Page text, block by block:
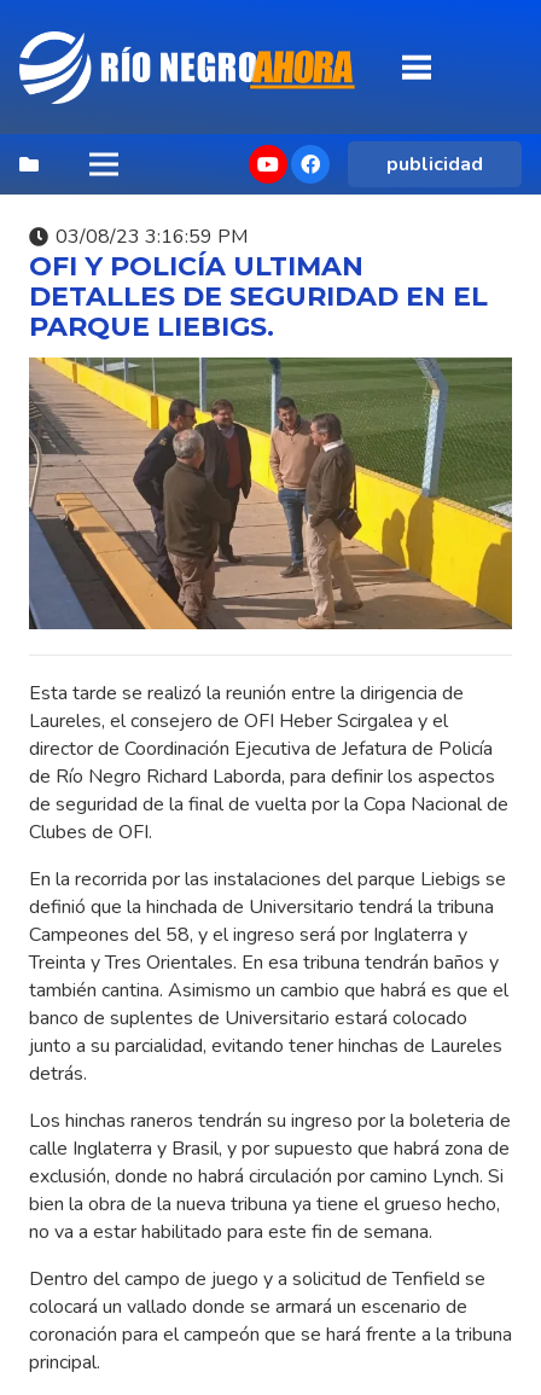
publicidad
03/08/23 3:16:59 PM
OFI Y POLICÍA ULTIMAN
DETALLES DE SEGURIDAD EN EL
PARQUE LIEBIGS.
Esta tarde se realizó la reunión entre la dirigencia de
Laureles, el consejero de OFI Heber Scirgalea y el
director de Coordinación Ejecutiva de Jefatura de Policía
de Río Negro Richard Laborda, para definir los aspectos
de seguridad de la final de vuelta por la Copa Nacional de
Clubes de OFI.
En la recorrida por las instalaciones del parque Liebigs se
definió que la hinchada de Universitario tendrá la tribuna
Campeones del 58, y el ingreso será por Inglaterra y
Treinta y Tres Orientales. En esa tribuna tendrán baños y
también cantina. Asimismo un cambio que habrá es que el
banco de suplentes de Universitario estará colocado
junto a su parcialidad, evitando tener hinchas de Laureles
detrás.
Los hinchas raneros tendrán su ingreso por la boleteria de
calle Inglaterra y Brasil, y por supuesto que habrá zona de
exclusión, donde no habrá circulación por camino Lynch. Si
bien la obra de la nueva tribuna ya tiene el grueso hecho,
no va a estar habilitado para este fin de semana.
Dentro del campo de juego y a solicitud de Tenfield se
colocará un vallado donde se armará un escenario de
coronación para el campeón que se hará frente a la tribuna
principal.